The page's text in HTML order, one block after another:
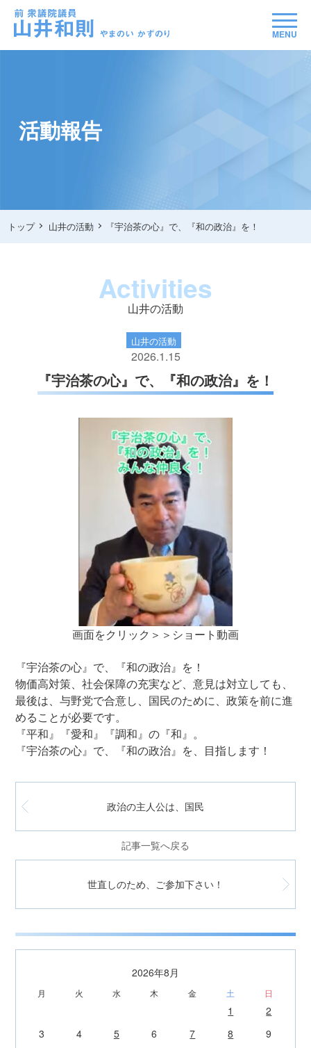
MENU
活動報告
トップ 山井の活動 『宇治茶の心』で、『和の政治』を！
Activities
山井の活動
山井の活動
2026.1.15
『宇治茶の心』で、『和の政治』を！
画面をクリック＞＞ショート動画
『宇治茶の心』で、『和の政治』を！
物価高対策、社会保障の充実など、意見は対立しても、
最後は、与野党で合意し、国民のために、政策を前に進
めることが必要です。
『平和』『愛和』『調和』の『和』。
『宇治茶の心』で、『和の政治』を、目指します！
政治の主人公は、国民
記事一覧へ戻る
世直しのため、ご参加下さい！
2026年8月
月 火 水 木 金 土 日
1
2
3
4 5 6 7 8
9